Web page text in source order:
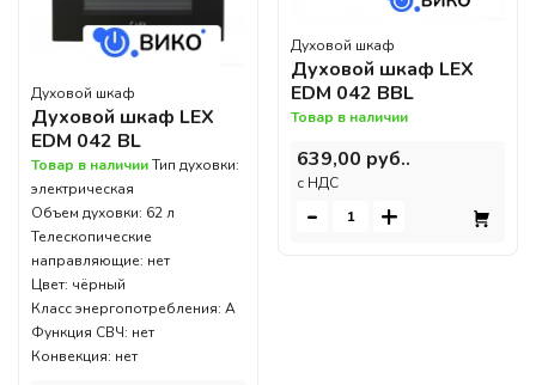
Духовой шкаф
Духовой шкаф LEX
EDM 042 BL
Товар в наличииТип духовки:
электрическая
Объем духовки: 62 л
Телескопические
направляющие: нет
Цвет: чёрный
Класс энергопотребления: A
Функция СВЧ: нет
Конвекция: нет
Духовой шкаф
Духовой шкаф LEX
EDM 042 BBL
Товар в наличии
639,00 руб..
c НДС
- +